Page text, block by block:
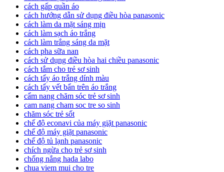
cách gấp quần áo
cách hướng dẫn sử dụng điều hòa panasonic
cách làm da mặt sáng mịn
cách làm sạch áo trắng
cách làm trắng sáng da mặt
cách pha sữa nan
cách sử dụng điều hòa hai chiều panasonic
cách tắm cho trẻ sơ sinh
cách tẩy áo trắng dính màu
cách tẩy vết bẩn trên áo trắng
cẩm nang chăm sóc trẻ sơ sinh
cam nang cham soc tre so sinh
chăm sóc trẻ sốt
chế độ econavi của máy giặt panasonic
chế độ máy giặt panasonic
chế độ tủ lạnh panasonic
chích ngừa cho trẻ sơ sinh
chống nắng hada labo
chua viem mui cho tre